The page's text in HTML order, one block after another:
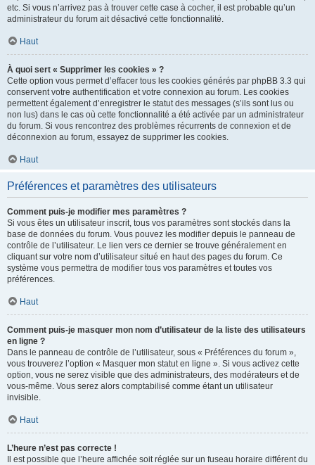
etc. Si vous n’arrivez pas à trouver cette case à cocher, il est probable qu’un
administrateur du forum ait désactivé cette fonctionnalité.
Haut
À quoi sert « Supprimer les cookies » ?
Cette option vous permet d’effacer tous les cookies générés par phpBB 3.3 qui
conservent votre authentification et votre connexion au forum. Les cookies
permettent également d’enregistrer le statut des messages (s’ils sont lus ou
non lus) dans le cas où cette fonctionnalité a été activée par un administrateur
du forum. Si vous rencontrez des problèmes récurrents de connexion et de
déconnexion au forum, essayez de supprimer les cookies.
Haut
Préférences et paramètres des utilisateurs
Comment puis-je modifier mes paramètres ?
Si vous êtes un utilisateur inscrit, tous vos paramètres sont stockés dans la
base de données du forum. Vous pouvez les modifier depuis le panneau de
contrôle de l’utilisateur. Le lien vers ce dernier se trouve généralement en
cliquant sur votre nom d’utilisateur situé en haut des pages du forum. Ce
système vous permettra de modifier tous vos paramètres et toutes vos
préférences.
Haut
Comment puis-je masquer mon nom d’utilisateur de la liste des utilisateurs
en ligne ?
Dans le panneau de contrôle de l’utilisateur, sous « Préférences du forum »,
vous trouverez l’option « Masquer mon statut en ligne ». Si vous activez cette
option, vous ne serez visible que des administrateurs, des modérateurs et de
vous-même. Vous serez alors comptabilisé comme étant un utilisateur
invisible.
Haut
L’heure n’est pas correcte !
Il est possible que l’heure affichée soit réglée sur un fuseau horaire différent du